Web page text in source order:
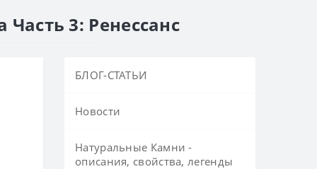
3: Ренессанс
БЛОГ-СТАТЬИ
Новости
Натуральные Камни -
описания, свойства, легенды